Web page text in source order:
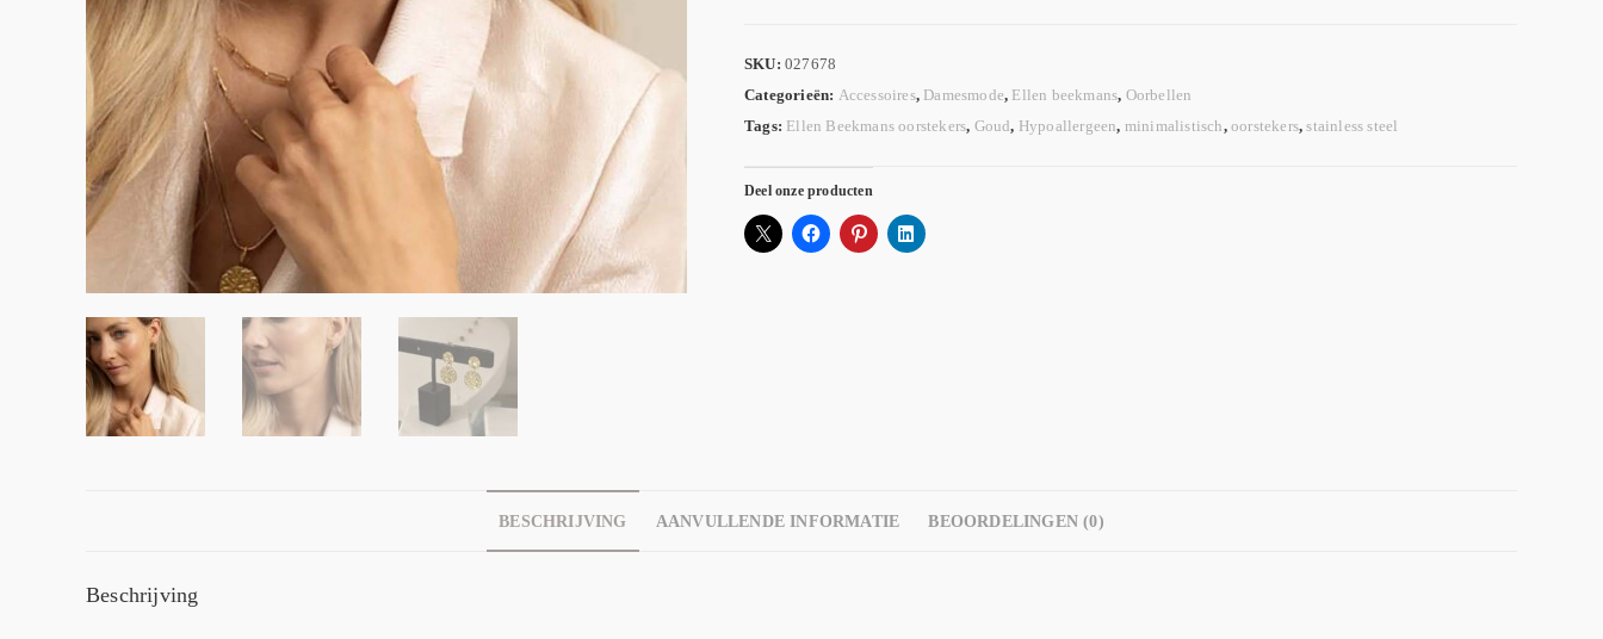
SKU: 027678
Categorieën: Accessoires, Damesmode, Ellen beekmans, Oorbellen
Tags: Ellen Beekmans oorstekers, Goud, Hypoallergeen, minimalistisch,oorstekers,stainless steel
Deel onze producten
BESCHRIJVING AANVULLENDE INFORMATIE BEOORDELINGEN (0)
Beschrijving